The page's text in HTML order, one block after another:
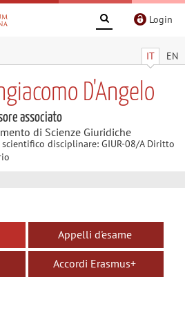
Login
IT EN
D'Angelo
associato
di Scienze Giuridiche
disciplinare: GIUR-08/A Diritto
Appelli d'esame
Accordi Erasmus+